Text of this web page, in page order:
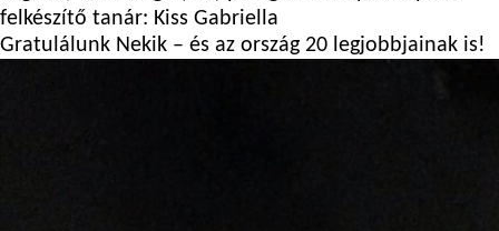
felkészítő tanár: Kiss Gabriella
Gratulálunk Nekik – és az ország 20 legjobbjainak is!